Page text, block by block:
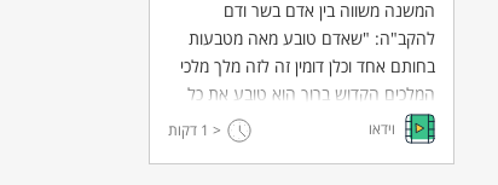
המשנה משווה בין אדם בשר ודם
להקב"ה: "שאדם טובע מאה מטבעות
בחותם אחד וכלן דומין זה לזה מלך מלכי
המלכים הקדוש ברוך הוא טובע את כל
האדם בחותמו של אדם הראשון ואין אחד
מהם דומה לחברו". מהי אותה טביעת
וידאו < 1 דקות